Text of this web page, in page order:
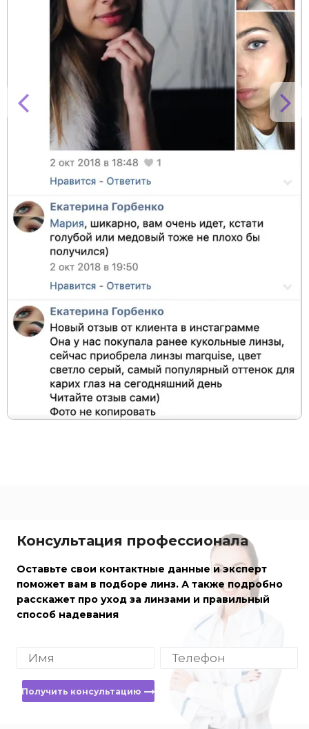
Консультация профессионала
Оставьте свои контактные данные и эксперт
поможет вам в подборе линз. А также подробно
расскажет про уход за линзами и правильный
способ надевания
Получить консультацию